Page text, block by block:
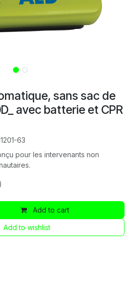
sans sac de
avec batterie et CPR
63
pour les intervenants non
Add to cart
Add to wishlist